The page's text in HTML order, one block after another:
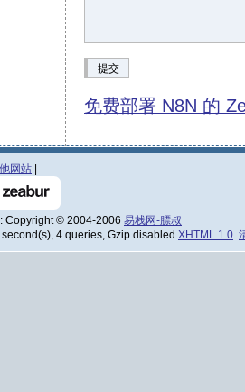
提交
免费部署 N8N 的
网站
Copyright © 2004-2006 易栈网-膘叔
4 queries, Gzip disabled XHTML 1.0.